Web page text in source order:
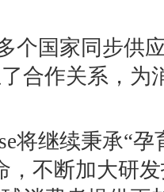
个国家同步供
合作关系，为
将继续秉承“
，不断加大研